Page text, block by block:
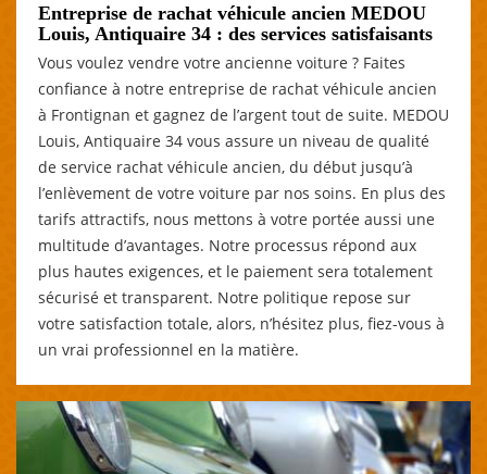
Entreprise de rachat véhicule ancien MEDOU
Louis, Antiquaire 34 : des services satisfaisants
Vous voulez vendre votre ancienne voiture ? Faites
confiance à notre entreprise de rachat véhicule ancien
à Frontignan et gagnez de l’argent tout de suite. MEDOU
Louis, Antiquaire 34 vous assure un niveau de qualité
de service rachat véhicule ancien, du début jusqu’à
l’enlèvement de votre voiture par nos soins. En plus des
tarifs attractifs, nous mettons à votre portée aussi une
multitude d’avantages. Notre processus répond aux
plus hautes exigences, et le paiement sera totalement
sécurisé et transparent. Notre politique repose sur
votre satisfaction totale, alors, n’hésitez plus, fiez-vous à
un vrai professionnel en la matière.